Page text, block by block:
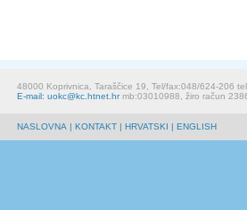
48000 Koprivnica, Taraščice 19, Tel/fax:048/624-206
E-mail: uokc@kc.htnet.hrmb:03010988, žiro račun
NASLOVNA | KONTAKT | HRVATSKI | ENGLISH